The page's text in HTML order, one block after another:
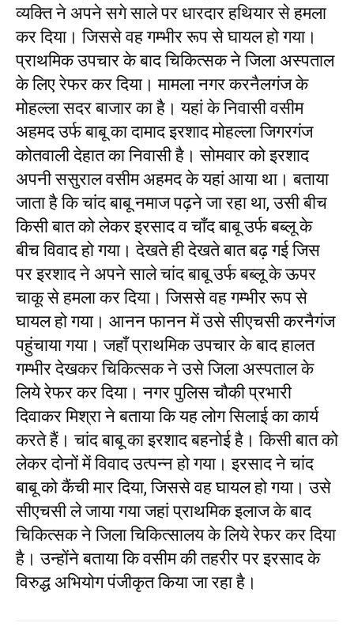
व्यक्ति ने अपने सगे साले पर धारदार हथियार से हमला
कर दिया। जिससे वह गम्भीर रूप से घायल हो गया।
प्राथमिक उपचार के बाद चिकित्सक ने जिला अस्पताल
के लिए रेफर कर दिया। मामला नगर करनैलगंज के
मोहल्ला सदर बाजार का है। यहां के निवासी वसीम
अहमद उर्फ बाबू का दामाद इरशाद मोहल्ला जिगरगंज
कोतवाली देहात का निवासी है। सोमवार को इरशाद
अपनी ससुराल वसीम अहमद के यहां आया था। बताया
जाता है कि चांद बाबू नमाज पढ़ने जा रहा था, उसी बीच
किसी बात को लेकर इरसाद व चाँद बाबू उर्फ बब्लू के
बीच विवाद हो गया। देखते ही देखते बात बढ़ गई जिस
पर इरशाद ने अपने साले चांद बाबू उर्फ बब्लू के ऊपर
चाकू से हमला कर दिया। जिससे वह गम्भीर रूप से
घायल हो गया। आनन फानन में उसे सीएचसी करनैगंज
पहुंचाया गया। जहाँ प्राथमिक उपचार के बाद हालत
गम्भीर देखकर चिकित्सक ने उसे जिला अस्पताल के
लिये रेफर कर दिया। नगर पुलिस चौकी प्रभारी
दिवाकर मिश्रा ने बताया कि यह लोग सिलाई का कार्य
करते हैं। चांद बाबू का इरशाद बहनोई है। किसी बात को
लेकर दोनों में विवाद उत्पन्न हो गया। इरसाद ने चांद
बाबू को कैंची मार दिया, जिससे वह घायल हो गया। उसे
सीएचसी ले जाया गया जहां प्राथमिक इलाज के बाद
चिकित्सक ने जिला चिकित्सालय के लिये रेफर कर दिया
है। उन्होंने बताया कि वसीम की तहरीर पर इरसाद के
विरुद्ध अभियोग पंजीकृत किया जा रहा है।